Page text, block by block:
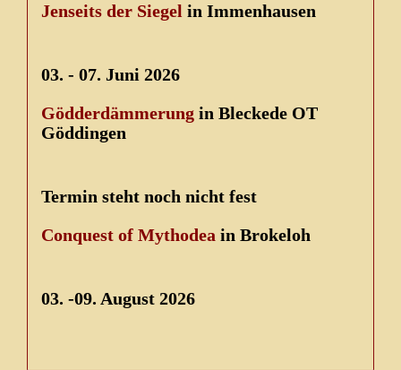
Jenseits der Siegel in Immenhausen
03. - 07. Juni 2026
Gödderdämmerung in Bleckede OT
Göddingen
Termin steht noch nicht fest
Conquest of Mythodea in Brokeloh
03. -09. August 2026